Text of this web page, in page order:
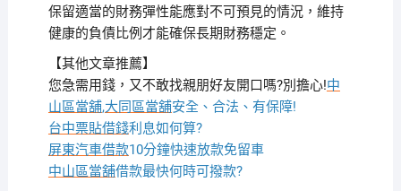
保留適當的財務彈性能應對不可預見的情況，維持
健康的負債比例才能確保長期財務穩定。
【其他文章推薦】
您急需用錢，又不敢找親朋好友開口嗎?別擔心!中
山區當舖,大同區當舖安全、合法、有保障!
台中票貼借錢利息如何算?
屏東汽車借款10分鐘快速放款免留車
中山區當舖借款最快何時可撥款?